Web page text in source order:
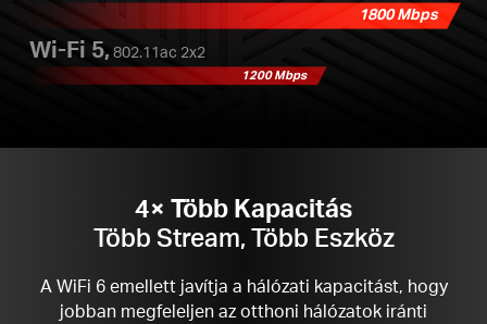
Wi-Fi 5, 802.11ac 2x2
1800 Mbps
1200 Mbps
4× Több Kapacitás
Több Stream, Több Eszköz
A WiFi 6 emellett javítja a hálózati kapacitást, hogy
jobban megfeleljen az otthoni hálózatok iránti